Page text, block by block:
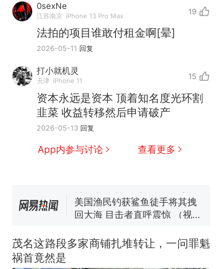
0sexNe
江苏南京 iPhone 13 Pro Max 19
法拍的项目谁敢付租金啊[晕]
2026-05-11 回复
打小就机灵
天津 iPhone 11 15
资本永远是资本 顶着知名度光环割
韭菜 收益转移然后申请破产
2026-05-13 回复
App内参与讨论 查看更多
热 那个在床头放菜刀的女孩，
因老师一句“跟我回家”改写了
人生
新
制裁瓜子饺子，美国怕什
么？
费大厨“全国小炒肉大王”称
140多朵
美国渔民钓获鲨鱼徒手将其拽
回大海 目击者直呼震惊 （视频
官方通报
那个在床头放菜刀的女孩，
因老师一句“跟我回家”改写了
茂名这路段多家商铺扎堆转让，一问罪魁
祸首竟然是